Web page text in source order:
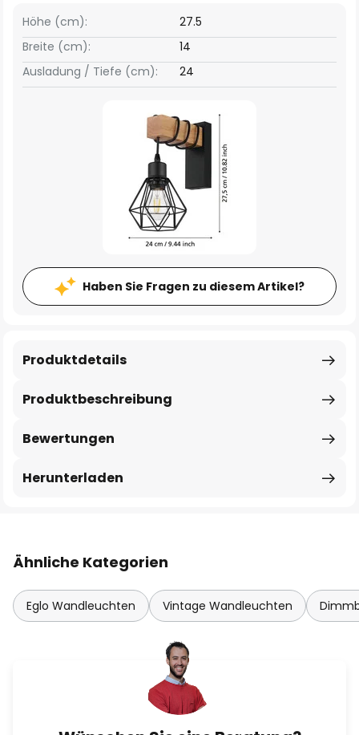
Breite (cm): 14
Höhe (cm): 27.5
Ausladung / Tiefe (cm): 24
Haben Sie Fragen zu diesem Artikel?
Produktbeschreibung
Produktdetails
Bewertungen
Herunterladen
Ähnliche Kategorien
Eglo Wandleuchten Vintage Wandleuchten